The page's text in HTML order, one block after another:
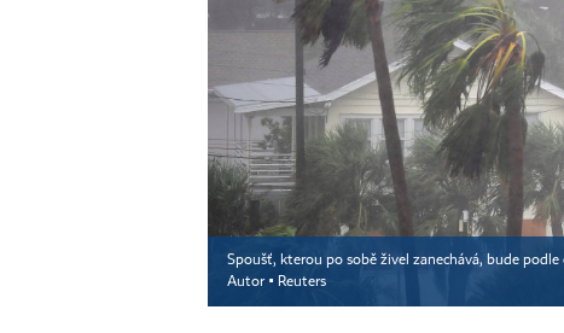
Spoušť, kterou po sobě živel zanechává, bude
Autor ▪ Reuters